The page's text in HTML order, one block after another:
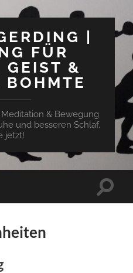
|
FÜR
GEIST &
& Bewegung
und besseren Schlaf.
jetzt!